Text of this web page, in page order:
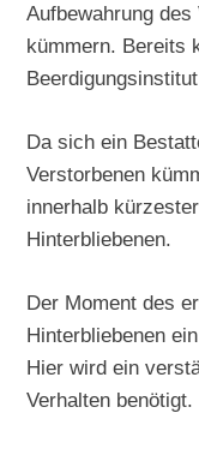
Aufbewahrung
kümmern. Bereits
Da sich ein
Verstorbenen
innerhalb
Hinterbliebenen.
Der Moment des
Hinterbliebenen
Hier wird ein
Verhalten benötigt.